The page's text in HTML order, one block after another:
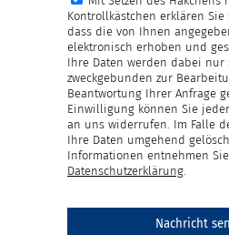
Kontrollkästchen erklären Sie
dass die von Ihnen
elektronisch erhoben und
Ihre Daten werden dabei nur
zweckgebunden zur
Beantwortung Ihrer Anfrage
Einwilligung können Sie
an uns widerrufen. Im Falle
Ihre Daten umgehend
Informationen entnehmen
Datenschutzerklärung